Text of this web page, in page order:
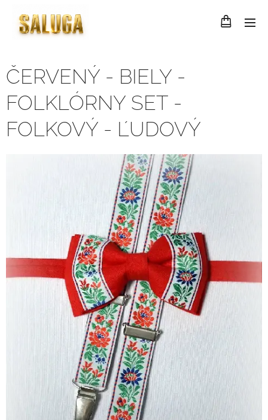
ČERVENÝ - BIELY -
FOLKLÓRNY SET -
FOLKOVÝ - ĽUDOVÝ